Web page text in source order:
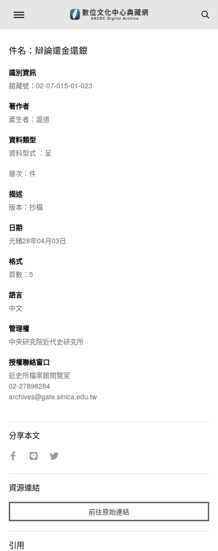
件名：辯論還金還銀
識別資訊
館藏號：02-07-015-01-023
著作者
產生者：滬道
資料類型
資料型式 ：呈
層次：件
描述
版本：抄檔
日期
光緒28年04月03日
格式
頁數：5
語言
中文
管理權
中央研究院近代史研究所
授權聯絡窗口
近史所檔案館閱覽室
02-27898284
archives@gate.sinica.edu.tw
分享本文
資源連結
前往原始連結
引用